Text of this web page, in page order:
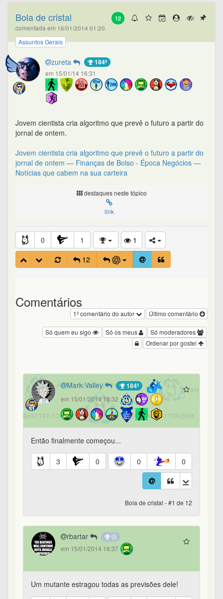
12
Bola de cristal
comentada em 16/01/2014 01:20
Assuntos Gerais
zureta 184º
em 15/01/14 16:31
Jovem cientista cria algoritmo que prevê o futuro a partir do
jornal de ontem.
Jovem cientista cria algoritmo que prevê o futuro a partir do
jornal de ontem — Finanças de Bolso - Época Negócios —
Notícias que cabem na sua carteira
destaques neste tópico
link
0 1
1
12
Comentários
Último comentário
1º comentário do autor
Só moderadores
Só os meus
Só quem eu sigo
Ordenar por gostei
Mark.Valley 184º
em 15/01/2014 16:32
Então finalmente começou...
3 0 0 0
Bola de cristal - #1 de 12
rbartar
em 15/01/2014 16:37
Um mutante estragou todas as previsões dele!